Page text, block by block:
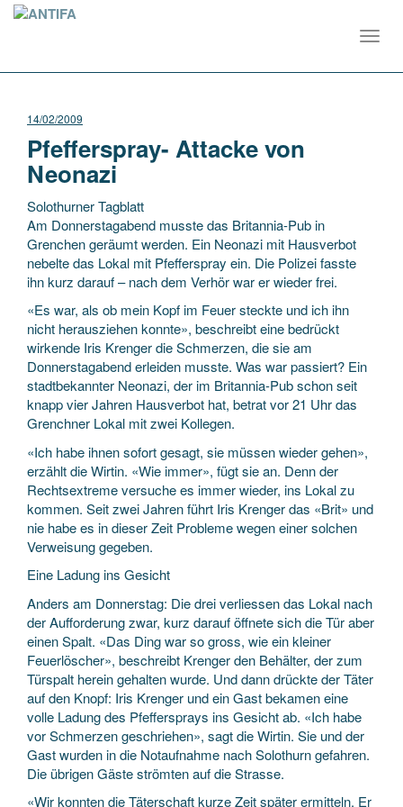
14/02/2009
Pfefferspray- Attacke von
Neonazi
Solothurner Tagblatt
Am Donnerstagabend musste das Britannia-Pub in
Grenchen geräumt werden. Ein Neonazi mit Hausverbot
nebelte das Lokal mit Pfefferspray ein. Die Polizei fasste
ihn kurz darauf – nach dem Verhör war er wieder frei.
«Es war, als ob mein Kopf im Feuer steckte und ich ihn
nicht herausziehen konnte», beschreibt eine bedrückt
wirkende Iris Krenger die Schmerzen, die sie am
Donnerstagabend erleiden musste. Was war passiert? Ein
stadtbekannter Neonazi, der im Britannia-Pub schon seit
knapp vier Jahren Hausverbot hat, betrat vor 21 Uhr das
Grenchner Lokal mit zwei Kollegen.
«Ich habe ihnen sofort gesagt, sie müssen wieder gehen»,
erzählt die Wirtin. «Wie immer», fügt sie an. Denn der
Rechtsextreme versuche es immer wieder, ins Lokal zu
kommen. Seit zwei Jahren führt Iris Krenger das «Brit» und
nie habe es in dieser Zeit Probleme wegen einer solchen
Verweisung gegeben.
Eine Ladung ins Gesicht
Anders am Donnerstag: Die drei verliessen das Lokal nach
der Aufforderung zwar, kurz darauf öffnete sich die Tür aber
einen Spalt. «Das Ding war so gross, wie ein kleiner
Feuerlöscher», beschreibt Krenger den Behälter, der zum
Türspalt herein gehalten wurde. Und dann drückte der Täter
auf den Knopf: Iris Krenger und ein Gast bekamen eine
volle Ladung des Pfeffersprays ins Gesicht ab. «Ich habe
vor Schmerzen geschriehen», sagt die Wirtin. Sie und der
Gast wurden in die Notaufnahme nach Solothurn gefahren.
Die übrigen Gäste strömten auf die Strasse.
«Wir konnten die Täterschaft kurze Zeit später ermitteln. Er